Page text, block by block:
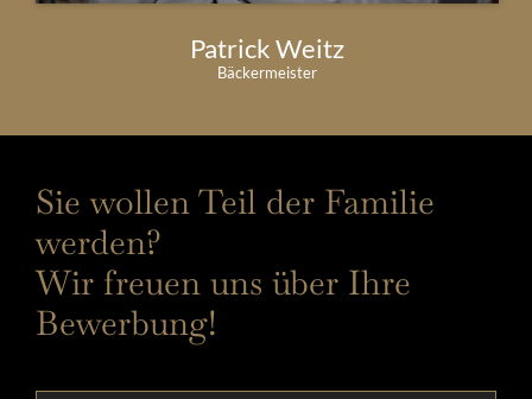
Patrick Weitz
Bäckermeister
Sie wollen Teil der Familie
werden?
Wir freuen uns über Ihre
Bewerbung!